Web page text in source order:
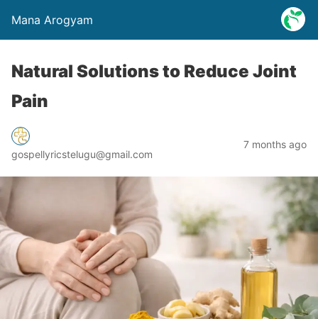
Mana Arogyam
Natural Solutions to Reduce Joint
Pain
gospellyricstelugu@gmail.com
7 months ago